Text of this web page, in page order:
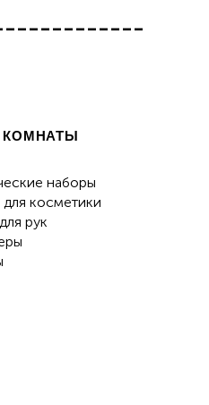
КОМНАТЫ
наборы
косметики
рук